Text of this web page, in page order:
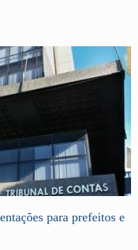
para prefeitos e